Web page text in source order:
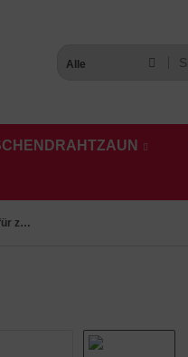
Alle
Locinox Toranschlag für zweiflügelige Profitore in verschiedenen Farben